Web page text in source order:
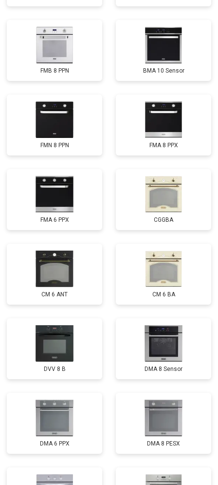
FMB 8 PPN BMA 10 Sensor
FMN 8 PPN FMA 8 PPX
FMA 6 PPX CGGBA
CM 6 ANT CM 6 BA
DVV 8 B DMA 8 Sensor
DMA 6 PPX DMA 8 PESX